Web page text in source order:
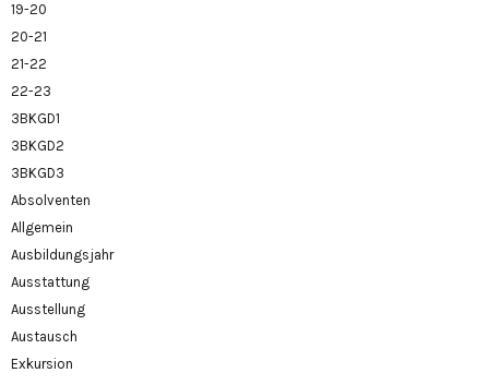
19-20
20-21
21-22
22-23
3BKGD1
3BKGD2
3BKGD3
Absolventen
Allgemein
Ausbildungsjahr
Ausstattung
Ausstellung
Austausch
Exkursion